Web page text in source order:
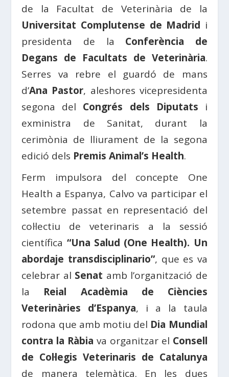
de la Facultat de Veterinària de la
Universitat Complutense de Madrid i
presidenta de la Conferència de
Degans de Facultats de Veterinària.
Serres va rebre el guardó de mans
d’Ana Pastor, aleshores vicepresidenta
segona del Congrés dels Diputats i
exministra de Sanitat, durant la
cerimònia de lliurament de la segona
edició dels Premis Animal’s Health.
Ferm impulsora del concepte One
Health a Espanya, Calvo va participar el
setembre passat en representació del
col·lectiu de veterinaris a la sessió
científica “Una Salud (One Health). Un
abordaje transdisciplinario”, que es va
celebrar al Senat amb l’organització de
la Reial Acadèmia de Ciències
Veterinàries d’Espanya, i a la taula
rodona que amb motiu del Dia Mundial
contra la Ràbia va organitzar el Consell
de Col·legis Veterinaris de Catalunya
de manera telemàtica. En les dues